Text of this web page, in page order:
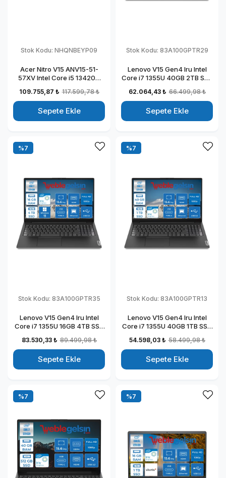
Stok Kodu: NHQNBEYP09
Acer Nitro V15 ANV15-51-
57XV Intel Core i5 13420H
RTX4050-6GB Windows 11
Pro 15.6" 144HZ Fhd
Taşınabilir Bilgisayar
NHQNBEYP09
109.755,87 ₺ 117.599,78 ₺
Sepete Ekle
Stok Kodu: 83A100GPTR29
Lenovo V15 Gen4 Iru Intel
Core i7 1355U 40GB 2TB SSD
Home Taşınabilir Dizüstü
Bilgisayar 883A100GPTR29
62.064,43 ₺ 66.499,98 ₺
Sepete Ekle
Stok Kodu: 83A100GPTR35
Lenovo V15 Gen4 Iru Intel
Core i7 1355U 16GB 4TB SSD
Taşınabilir Dizüstü Bilgisayar
883A100GPTR35
83.530,33 ₺ 89.499,98 ₺
Sepete Ekle
%7
Stok Kodu: 83A100GPTR13
Lenovo V15 Gen4 Iru Intel
Core i7 1355U 40GB 1TB SSD
Taşınabilir Dizüstü Bilgisayar
883A100GPTR13
54.598,03 ₺ 58.499,98 ₺
Sepete Ekle
%7
%7 %7